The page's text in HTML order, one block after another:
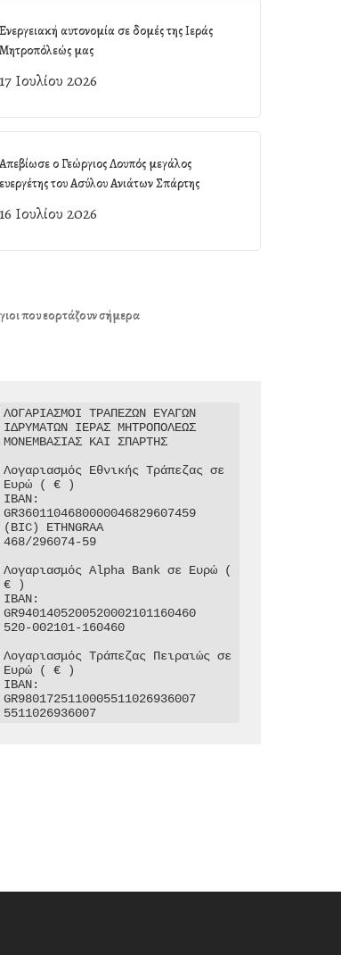
Ενεργειακή αυτονομία σε δομές της Ιεράς
Μητροπόλεώς μας
17 Ιουλίου 2026
Απεβίωσε ο Γεώργιος Λουπός μεγάλος
ευεργέτης του Ασύλου Ανιάτων Σπάρτης
16 Ιουλίου 2026
που εορτάζουν σήμερα
ΛΟΓΑΡΙΑΣΜΟΙ ΤΡΑΠΕΖΩΝ ΕΥΑΓΩΝ
ΙΔΡΥΜΑΤΩΝ ΙΕΡΑΣ ΜΗΤΡΟΠΟΛΕΩΣ
ΜΟΝΕΜΒΑΣΙΑΣ ΚΑΙ ΣΠΑΡΤΗΣ
Λογαριασμός Εθνικής Τράπεζας σε
Ευρώ ( € )
IBAN:
GR3601104680000046829607459
(BIC) ETHNGRAA
468/296074-59
Λογαριασμός Alpha Bank σε Ευρώ (
€ )
IBAN:
GR9401405200520002101160460
520-002101-160460
Λογαριασμός Τράπεζας Πειραιώς σε
Ευρώ ( € )
IBAN:
GR9801725110005511026936007
5511026936007